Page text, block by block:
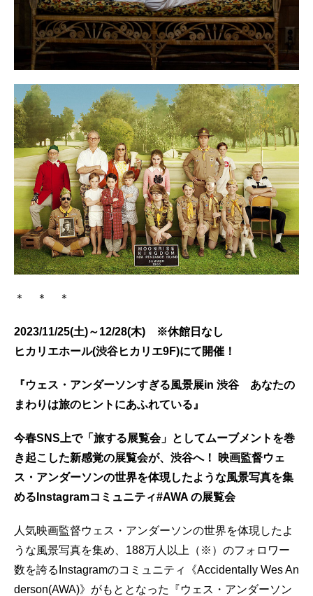
＊ ＊ ＊
2023/11/25(土)～12/28(木) ※休館日なし
ヒカリエホール(渋谷ヒカリエ9F)にて開催！
『ウェス・アンダーソンすぎる風景展in 渋谷 あなたの
まわりは旅のヒントにあふれている』
今春SNS上で「旅する展覧会」としてムーブメントを巻
き起こした新感覚の展覧会が、渋谷へ！
映画監督ウェ
ス・アンダーソンの世界を体現したような風景写真を集
めるInstagramコミュニティ#AWA の展覧会
人気映画監督ウェス・アンダーソンの世界を体現したよ
うな風景写真を集め、188万人以上（※）のフォロワー
数を誇るInstagramのコミュニティ《Accidentally Wes An
derson(AWA)》がもととなった『ウェス・アンダーソン